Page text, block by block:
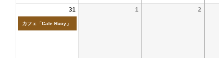
31
カフェ「Cafe Rucy」
1 2